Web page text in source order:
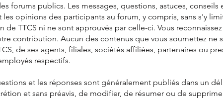
forums publics. Les messages, questions, astuces,
opinions des participants au forum, y compris, sans s'y
TTCS ni ne sont approuvés par celle-ci. Vous
contribution. Aucun des contenus que vous soumettez ne
de ses agents, filiales, sociétés affiliées, partenaires ou
respectifs.
et les réponses sont généralement publiés dans un
et sans préavis, de modifier, de résumer ou de